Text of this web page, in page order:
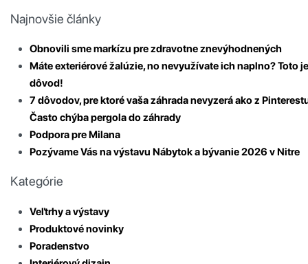
Najnovšie články
Obnovili sme markízu pre zdravotne znevýhodnených
Máte exteriérové žalúzie, no nevyužívate ich naplno? Toto
dôvod!
7 dôvodov, pre ktoré vaša záhrada nevyzerá ako z
Často chýba pergola do záhrady
Podpora pre Milana
Pozývame Vás na výstavu Nábytok a bývanie 2026 v Nitre
Kategórie
Veľtrhy a výstavy
Produktové novinky
Poradenstvo